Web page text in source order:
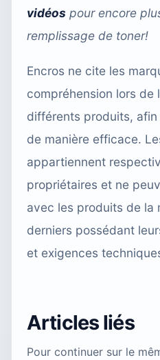
vidéos pour encore
remplissage de toner!
Encros ne cite les
compréhension lors de
différents produits,
de manière efficace.
appartiennent
propriétaires et ne
avec les produits de la
derniers possédant
et exigences
Articles liés
Pour continuer sur le